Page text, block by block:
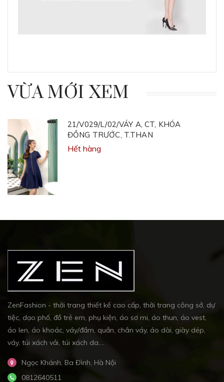
VỪA MỚI XEM
21/V029/L/02/VÁY A, CT, KHÓA
ĐỒNG TRƯỚC, T.THAN
Hết hàng
ZenFashion - thời trang thiết kế cao cấp, thời trang công sở, dự
tiệc, dạo phố, đồ trẻ em, phụ kiện, áo sơ mi, áo thun, áo vest,
áo len, áo khoác, váy/đầm, quần, chân váy, áo dài, giày dép,
váy, túi xách vải, túi xách da....
Ngọc Khánh, Ba Đình, Hà Nội
0812640511